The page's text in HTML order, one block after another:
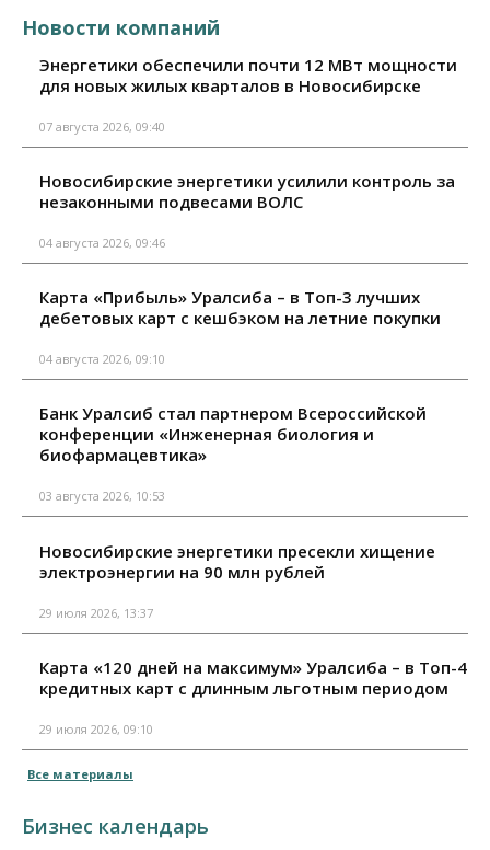
Новости компаний
Энергетики обеспечили почти 12 МВт мощности
для новых жилых кварталов в Новосибирске
07 августа 2026, 09:40
Новосибирские энергетики усилили контроль за
незаконными подвесами ВОЛС
04 августа 2026, 09:46
Карта «Прибыль» Уралсиба – в Топ-3 лучших
дебетовых карт с кешбэком на летние покупки
04 августа 2026, 09:10
Банк Уралсиб стал партнером Всероссийской
конференции «Инженерная биология и
биофармацевтика»
03 августа 2026, 10:53
Новосибирские энергетики пресекли хищение
электроэнергии на 90 млн рублей
29 июля 2026, 13:37
Карта «120 дней на максимум» Уралсиба – в Топ-4
кредитных карт с длинным льготным периодом
29 июля 2026, 09:10
Все материалы
Бизнес календарь